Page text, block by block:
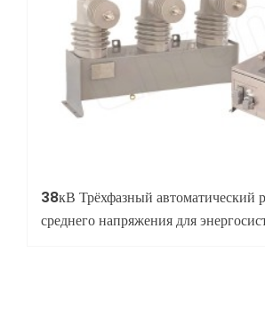
38кВ Трёхфазный автоматический
среднего напряжения для